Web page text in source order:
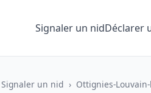
Signaler un nidDéclarer
Signaler un nid › Ottignies-